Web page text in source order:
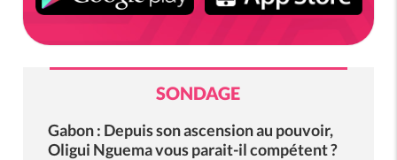
SONDAGE
Gabon : Depuis son ascension au pouvoir,
Oligui Nguema vous parait-il compétent ?